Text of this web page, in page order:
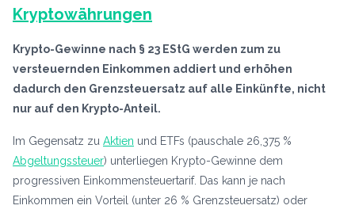
Kryptowährungen
Krypto-Gewinne nach § 23 EStG werden zum zu
versteuernden Einkommen addiert und erhöhen
dadurch den Grenzsteuersatz auf alle Einkünfte, nicht
nur auf den Krypto-Anteil.
Im Gegensatz zu Aktien und ETFs (pauschale 26,375 %
Abgeltungssteuer) unterliegen Krypto-Gewinne dem
progressiven Einkommensteuertarif. Das kann je nach
Einkommen ein Vorteil (unter 26 % Grenzsteuersatz) oder